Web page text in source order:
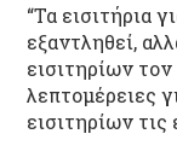
“Τα εισιτήρια
εξαντληθεί,
εισιτηρίων
λεπτομέρειες
εισιτηρίων